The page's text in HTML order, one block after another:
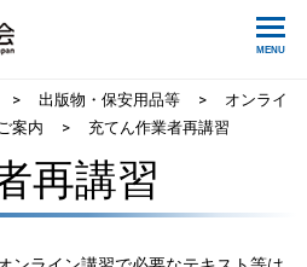
> 出版物・保安用品等 >
オンライ
案内
> 充てん作業者再講習
再講習